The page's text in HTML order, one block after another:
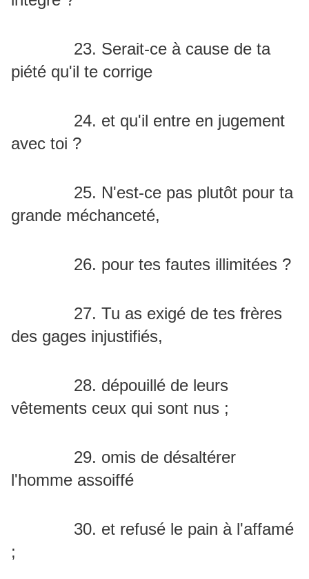
23. Serait-ce à cause de ta
piété qu'il te corrige
24. et qu'il entre en jugement
avec toi ?
25. N'est-ce pas plutôt pour ta
grande méchanceté,
26. pour tes fautes illimitées ?
27. Tu as exigé de tes frères
des gages injustifiés,
28. dépouillé de leurs
vêtements ceux qui sont nus ;
29. omis de désaltérer
l'homme assoiffé
30. et refusé le pain à l'affamé
;